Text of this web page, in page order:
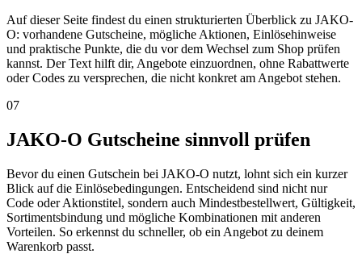
Auf dieser Seite findest du einen strukturierten Überblick zu JAKO-
O: vorhandene Gutscheine, mögliche Aktionen, Einlösehinweise
und praktische Punkte, die du vor dem Wechsel zum Shop prüfen
kannst. Der Text hilft dir, Angebote einzuordnen, ohne Rabattwerte
oder Codes zu versprechen, die nicht konkret am Angebot stehen.
07
JAKO-O Gutscheine sinnvoll prüfen
Bevor du einen Gutschein bei JAKO-O nutzt, lohnt sich ein kurzer
Blick auf die Einlösebedingungen. Entscheidend sind nicht nur
Code oder Aktionstitel, sondern auch Mindestbestellwert, Gültigkeit,
Sortimentsbindung und mögliche Kombinationen mit anderen
Vorteilen. So erkennst du schneller, ob ein Angebot zu deinem
Warenkorb passt.